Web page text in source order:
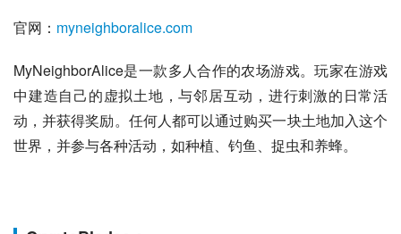
官网： myneighboralice.com
MyNeighborAlice是一款多人合作的农场游戏。玩家在游戏
中建造自己的虚拟土地，与邻居互动，进行刺激的日常活
动，并获得奖励。任何人都可以通过购买一块土地加入这个
世界，并参与各种活动，如种植、钓鱼、捉虫和养蜂。